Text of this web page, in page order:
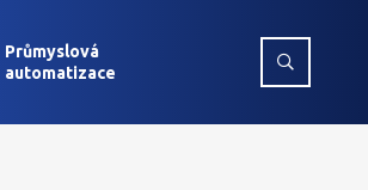
Průmyslová
automatizace